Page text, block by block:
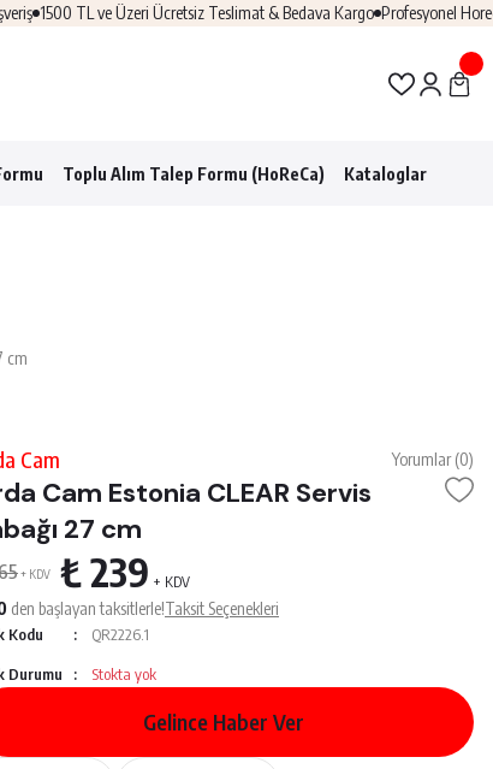
1500 TL ve Üzeri Ücretsiz Teslimat & Bedava Kargo Profesyonel Horeca
Toplu Alım Talep Formu (HoReCa) Kataloglar
cm
Cam Yorumlar (0)
Cam Estonia CLEAR Servis
27 cm
+ KDV ₺ 239 + KDV
den başlayan taksitlerle!Taksit Seçenekleri
Kodu QR2226.1
Durumu Stokta yok
Gelince Haber Ver